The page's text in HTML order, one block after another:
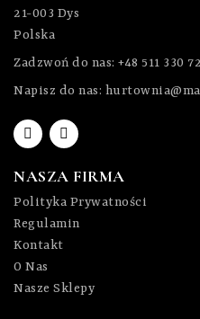
21-003 Dys
Polska
Zadzwoń do nas: +48 511 330
Napisz do nas:
NASZA FIRMA
Polityka Prywatności
Regulamin
Kontakt
O Nas
Nasze Sklepy